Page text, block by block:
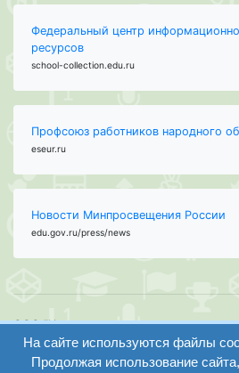
Федеральный центр
ресурсов
school-collection.edu.ru
Профсоюз работников народного
eseur.ru
Новости Минпросвещения России
edu.gov.ru/press/news
ООО "Центр
образования и
консалтинга"
вход
На сайте используются файлы
Продолжая использование